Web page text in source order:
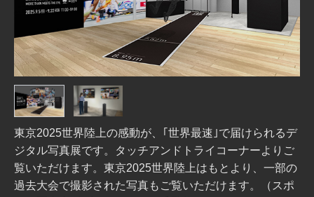
東京2025世界陸上の感動が、｢世界最速｣で届けられるデ
ジタル写真展です。タッチアンドトライコーナーよりご
覧いただけます。東京2025世界陸上はもとより、一部の
過去大会で撮影された写真もご覧いただけます。（スポ